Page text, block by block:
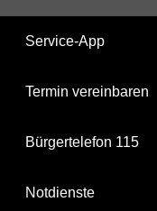
Service-App
Termin vereinbaren
Bürgertelefon 115
Notdienste